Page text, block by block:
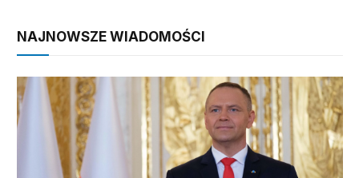
NAJNOWSZE WIADOMOŚCI